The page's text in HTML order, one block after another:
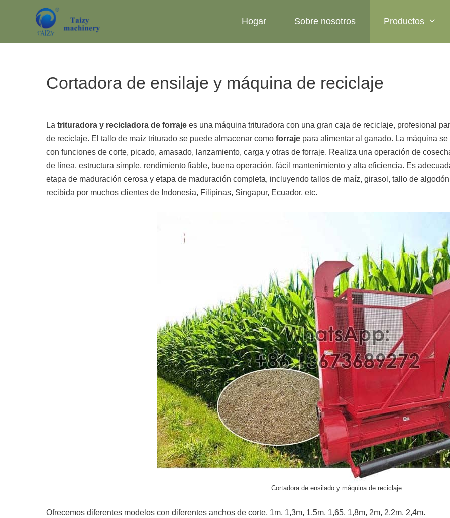
Hogar Sobre nosotros Productos
Cortadora de ensilaje y máquina de reciclaje
La trituradora y recicladora de forraje es una máquina trituradora con una gran caja de reciclaje, profesional
de reciclaje. El tallo de maíz triturado se puede almacenar como forraje para alimentar al ganado. La máquina
con funciones de corte, picado, amasado, lanzamiento, carga y otras de forraje. Realiza una operación de
de línea, estructura simple, rendimiento fiable, buena operación, fácil mantenimiento y alta eficiencia. Es
etapa de maduración cerosa y etapa de maduración completa, incluyendo tallos de maíz, girasol, tallo de
recibida por muchos clientes de Indonesia, Filipinas, Singapur, Ecuador, etc.
Cortadora de ensilado y máquina de reciclaje.
Ofrecemos diferentes modelos con diferentes anchos de corte, 1m, 1,3m, 1,5m, 1,65, 1,8m, 2m, 2,2m, 2,4m.